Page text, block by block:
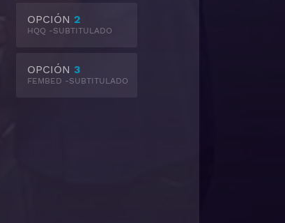
OPCIÓN 2
HQQ -SUBTITULADO
OPCIÓN 3
FEMBED -SUBTITULADO